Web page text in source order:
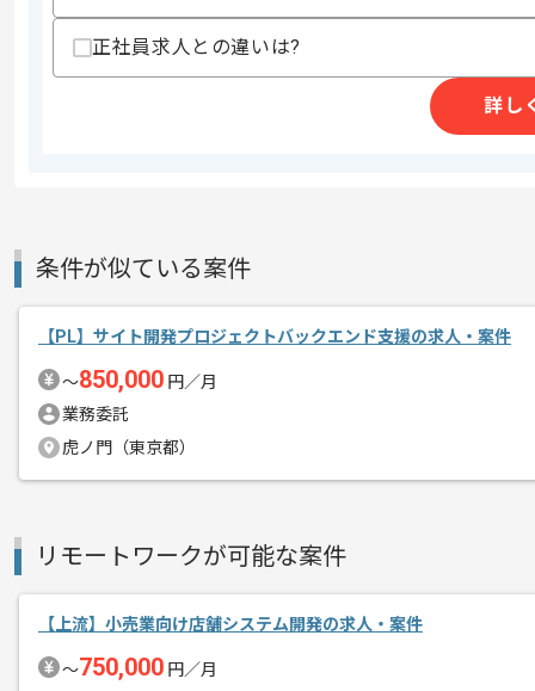
スキル
・Java(Spring Boot)を用いた開発経験
・見積もりやスケジュール管理および各
・クライアント調整や社内外問合せ対応
・WindowsやLinuxの一通りのコマンド
スキルに不安がある方へ
精算・お支払い
その他募集要項
商談回数
正社員求人との違いは?
詳し
条件が似ている案件
【PL】サイト開発プロジェクトバックエンド支援の求人・案件
〜850,000 円／月
業務委託
虎ノ門（東京都）
リモートワークが可能な案件
【上流】小売業向け店舗システム開発の求人・案件
〜750,000 円／月